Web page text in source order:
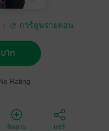
การ์ตูนรายตอน
าท
Rating
ติดตาม แชร์